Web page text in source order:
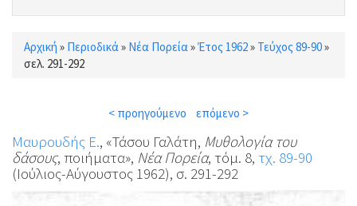
Είστε εδώ
Αρχική » Περιοδικά» Νέα Πορεία»Έτος 1962» Τεύχος 89-90»
σελ. 291-292
< προηγούμενο επόμενο >
Μαυρουδής Ε., «Τάσου Γαλάτη, Μυθολογία του
δάσους, ποιήματα», Νέα Πορεία, τόμ. 8, τχ. 89-90
(Ιούλιος-Αύγουστος 1962), σ. 291-292